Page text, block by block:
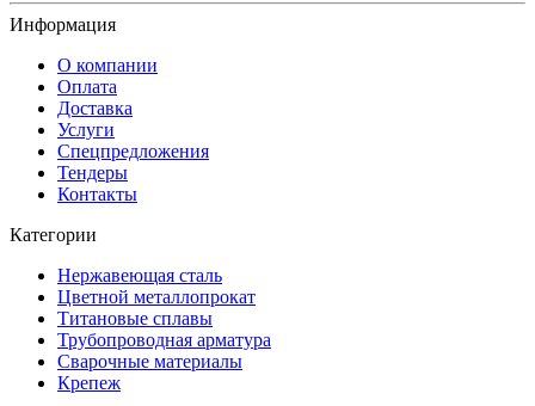
Информация
О компании
Оплата
Доставка
Услуги
Спецпредложения
Тендеры
Контакты
Категории
Нержавеющая сталь
Цветной металлопрокат
Титановые сплавы
Трубопроводная арматура
Сварочные материалы
Крепеж